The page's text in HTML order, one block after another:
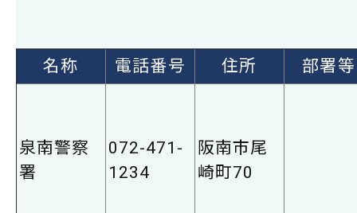
名称 電話番号 住所 部署等
泉南警察
署
072-471-
1234
阪南市尾
崎町70